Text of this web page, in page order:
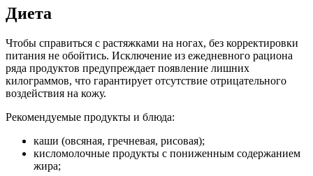
Диета
Чтобы справиться с растяжками на ногах, без корректировки
питания не обойтись. Исключение из ежедневного рациона
ряда продуктов предупреждает появление лишних
килограммов, что гарантирует отсутствие отрицательного
воздействия на кожу.
Рекомендуемые продукты и блюда:
каши (овсяная, гречневая, рисовая);
кисломолочные продукты с пониженным содержанием
жира;